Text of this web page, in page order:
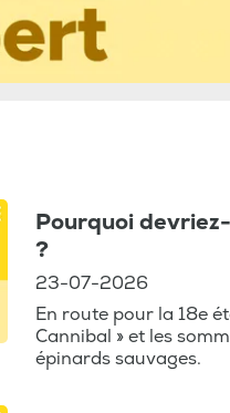
Pourquoi
?
23-07-2026
En route pour la 18e
Cannibal » et les
épinards sauvages.